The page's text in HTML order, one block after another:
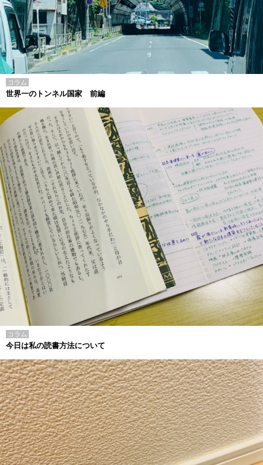
コラム
世界一のトンネル国家 前編
コラム
今日は私の読書方法について